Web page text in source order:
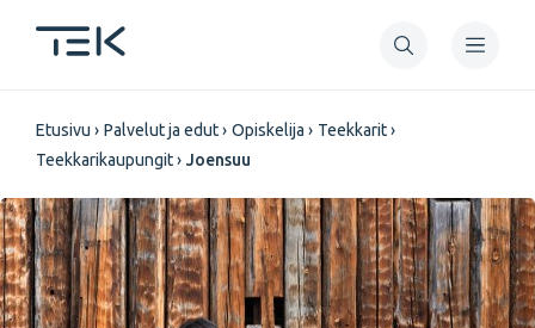
pääsisältöön
Murupolku
Etusivu Palvelut ja edut Opiskelija
Teekkarit
Teekkarikaupungit
Joensuu